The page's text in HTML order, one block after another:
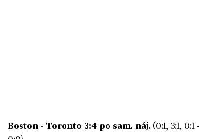
Boston - Toronto 3:4 po sam. náj. (0:1, 3:1, 0:1 -